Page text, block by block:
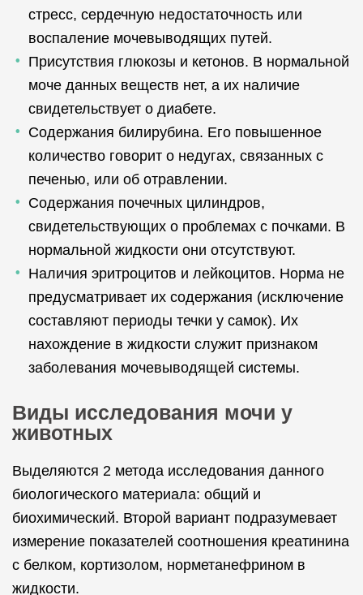
стресс, сердечную недостаточность или
воспаление мочевыводящих путей.
Присутствия глюкозы и кетонов. В нормальной
моче данных веществ нет, а их наличие
свидетельствует о диабете.
Содержания билирубина. Его повышенное
количество говорит о недугах, связанных с
печенью, или об отравлении.
Содержания почечных цилиндров,
свидетельствующих о проблемах с почками. В
нормальной жидкости они отсутствуют.
Наличия эритроцитов и лейкоцитов. Норма не
предусматривает их содержания (исключение
составляют периоды течки у самок). Их
нахождение в жидкости служит признаком
заболевания мочевыводящей системы.
Виды исследования мочи у
животных
Выделяются 2 метода исследования данного
биологического материала: общий и
биохимический. Второй вариант подразумевает
измерение показателей соотношения креатинина
с белком, кортизолом, норметанефрином в
жидкости.